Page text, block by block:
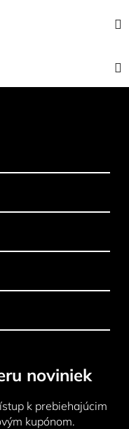
noviniek
k prebiehajúcim
kupónom.